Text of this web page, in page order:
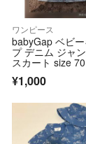
ワンピース
babyGap ベビ
プ デニム ジャ
スカート size
¥1,000